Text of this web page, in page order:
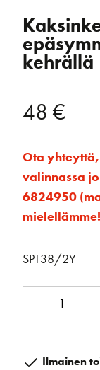
kehrällä
48 €
Ota
valinnassa
6824950
mielellämme!
SPT38/2Y
38 Ilmainen